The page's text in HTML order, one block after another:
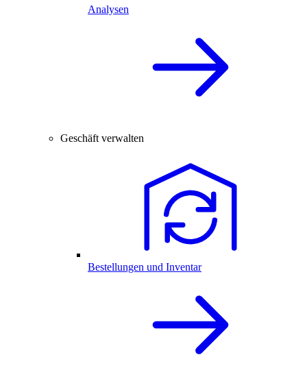
Analysen
Geschäft verwalten
Bestellungen und Inventar